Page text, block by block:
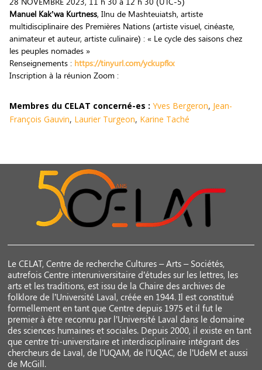
Manuel Kak’wa Kurtness, Ilnu de Mashteuiatsh, artiste
multidisciplinaire des Premières Nations (artiste visuel, cinéaste,
animateur et auteur, artiste culinaire) : « Le cycle des saisons chez
les peuples nomades »
Renseignements : https://tinyurl.com/yckupfkx
Inscription à la réunion Zoom :
Membres du CELAT concerné-es : Yves Bergeron, Jean-
François Gauvin, Laurier Turgeon, Karine Taché
Le CELAT, Centre de recherche Cultures – Arts – Sociétés,
autrefois Centre interuniversitaire d’études sur les lettres, les
arts et les traditions, est issu de la Chaire des archives de
folklore de l’Université Laval, créée en 1944. Il est constitué
formellement en tant que Centre depuis 1975 et il fut le
premier à être reconnu par l’Université Laval dans le domaine
des sciences humaines et sociales. Depuis 2000, il existe en tant
que centre tri-universitaire et interdisciplinaire intégrant des
chercheurs de Laval, de l’UQAM, de l’UQAC, de l’UdeM et aussi
de McGill.